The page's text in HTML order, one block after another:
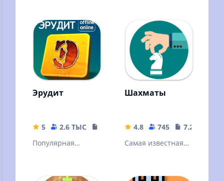
Эрудит
5 2.6 ТЫС
42.89 MB
Популярная
Знакомая многим с
Шахматы
4.8 745
7.27 MB
Самая известная
(Stockfish)